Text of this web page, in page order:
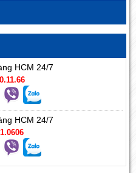
HCM 24/7
HCM 24/7